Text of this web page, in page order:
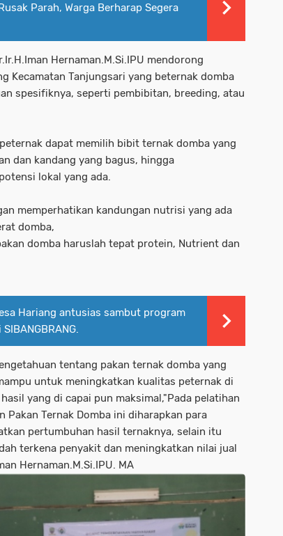
Parah, Warga Berharap Segera
Hernaman.M.Si.IPU mendorong
Kecamatan Tanjungsari yang beternak domba
spesifiknya, seperti pembibitan, breeding, atau
dapat memilih bibit ternak domba yang
dan kandang yang bagus, hingga
lokal yang ada.
memperhatikan kandungan nutrisi yang ada
domba,
domba haruslah tepat protein, Nutrient dan
Hariang antusias sambut program
tentang pakan ternak domba yang
untuk meningkatkan kualitas peternak di
yang di capai pun maksimal,"Pada pelatihan
Pakan Ternak Domba ini diharapkan para
pertumbuhan hasil ternaknya, selain itu
terkena penyakit dan meningkatkan nilai jual
Hernaman.M.Si.IPU. MA